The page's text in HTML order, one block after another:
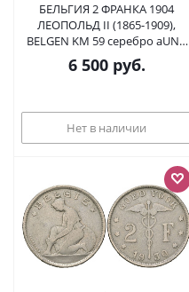
БЕЛЬГИЯ 2 ФРАНКА 1904
ЛЕОПОЛЬД II (1865-1909),
BELGEN KM 59 серебро аUNC
02-264-68
6 500руб.
Нет в наличии